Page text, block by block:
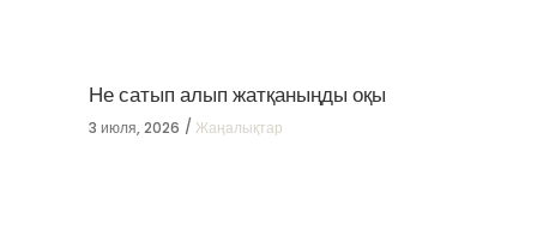
Не сатып алып жатқаныңды оқы
3 июля, 2026 Жаңалықтар